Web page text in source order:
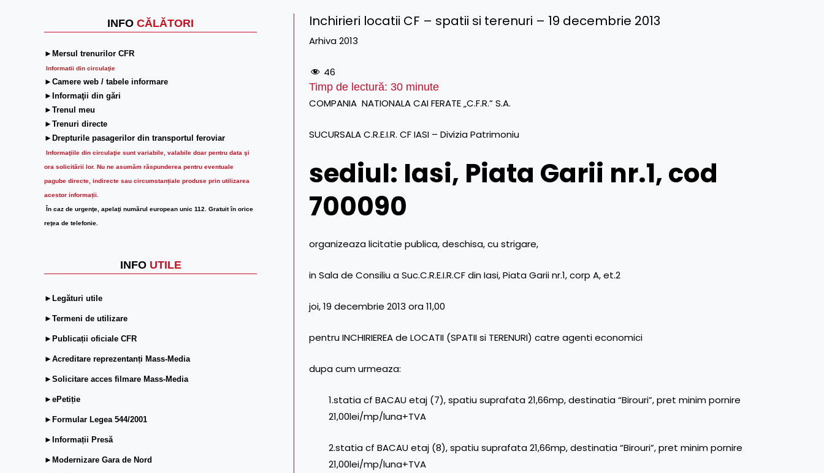
INFO CĂLĂTORI
►Mersul trenurilor CFR
Informatii din circulaţie
►Camere web / tabele informare
►Informaţii din gări
►Trenul meu
►Trenuri directe
►Drepturile pasagerilor din transportul feroviar
Informaţiile din circulaţie sunt variabile, valabile doar pentru data şi
ora solicitării lor. Nu ne asumăm răspunderea pentru eventuale
pagube directe, indirecte sau circumstanțiale produse prin utilizarea
acestor informații.
În caz de urgenţe, apelaţi numărul european unic 112. Gratuit în orice
reţea de telefonie.
INFO UTILE
►Legături utile
►Termeni de utilizare
►Publicații oficiale CFR
►Acreditare reprezentanți Mass-Media
►Solicitare acces filmare Mass-Media
►ePetiție
►Formular Legea 544/2001
►Informații Presă
►Modernizare Gara de Nord
Inchirieri locatii CF – spatii si terenuri – 19 decembrie 2013
Arhiva 2013
46
Timp de lectură: 30 minute
COMPANIA NATIONALA CAI FERATE „C.F.R.” S.A.
SUCURSALA C.R.E.I.R. CF IASI – Divizia Patrimoniu
sediul: Iasi, Piata Garii nr.1, cod
700090
organizeaza licitatie publica, deschisa, cu strigare,
in Sala de Consiliu a Suc.C.R.E.I.R.CF din Iasi, Piata Garii nr.1, corp A, et.2
joi, 19 decembrie 2013 ora 11,00
pentru INCHIRIEREA de LOCATII (SPATII si TERENURI) catre agenti economici
dupa cum urmeaza:
1.statia cf BACAU etaj (7), spatiu suprafata 21,66mp, destinatia “Birouri”, pret minim pornire
21,00lei/mp/luna+TVA
2.statia cf BACAU etaj (8), spatiu suprafata 21,66mp, destinatia “Birouri”, pret minim pornire
21,00lei/mp/luna+TVA